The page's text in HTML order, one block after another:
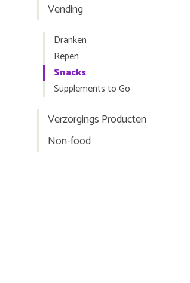
Vending
Dranken
Repen
Snacks
Supplements to Go
Verzorgings Producten
Non-food